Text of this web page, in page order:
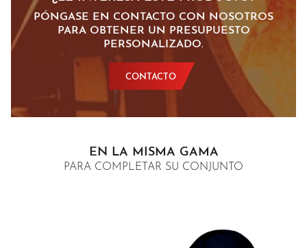
PÓNGASE EN CONTACTO CON NOSOTROS
PARA OBTENER UN PRESUPUESTO
PERSONALIZADO.
CONTACTO
EN LA MISMA GAMA
PARA COMPLETAR SU CONJUNTO